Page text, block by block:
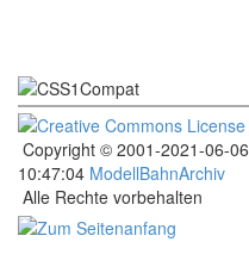
Copyright © 2001-2021-06-06
10:47:04 ModellBahnArchiv
Alle Rechte vorbehalten